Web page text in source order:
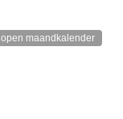
open maandkalender